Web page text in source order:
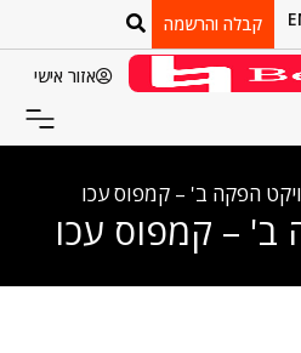
קבלה והרשמה
אזור אישי
הפקה ב' – קמפוס עכו
ב' – קמפוס עכו